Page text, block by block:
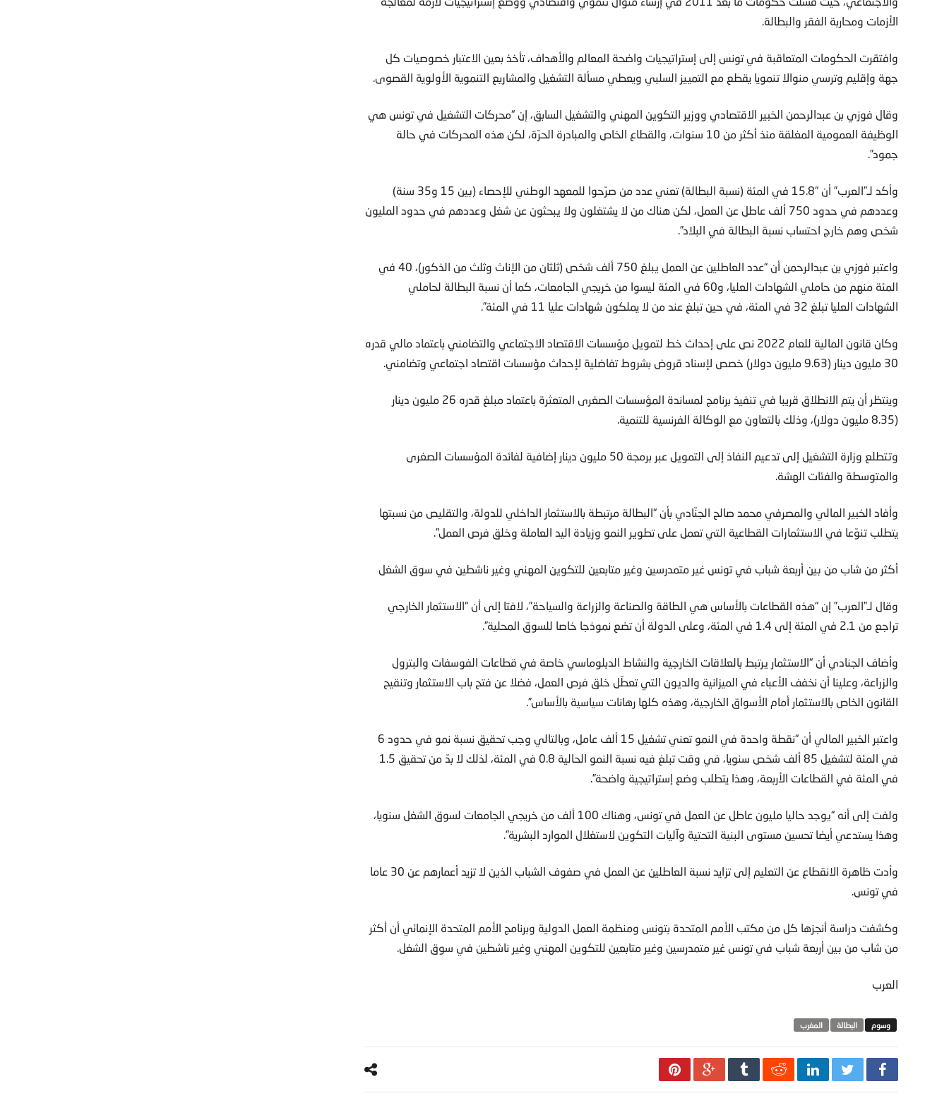
الأزمات ومحاربة الفقر والبطالة.
وافتقرت الحكومات المتعاقبة في تونس إلى إستراتيجيات واضحة المعالم والأهداف، تأخذ بعين الاعتبار خصوصيات كل
جهة وإقليم وترسي منوالا تنمويا يقطع مع التمييز السلبي ويعطي مسألة التشغيل والمشاريع التنموية الأولوية القصوى.
وقال فوزي بن عبدالرحمن الخبير الاقتصادي ووزير التكوين المهني والتشغيل السابق، إن “محركات التشغيل في تونس هي
الوظيفة العمومية المغلقة منذ أكثر من 10 سنوات، والقطاع الخاص والمبادرة الحرّة، لكن هذه المحركات في حالة
جمود”.
وأكد لـ”العرب” أن “15.8 في المئة (نسبة البطالة) تعني عدد من صرّحوا للمعهد الوطني للإحصاء (بين 15 و35 سنة)
وعددهم في حدود 750 ألف عاطل عن العمل، لكن هناك من لا يشتغلون ولا يبحثون عن شغل وعددهم في حدود المليون
شخص وهم خارج احتساب نسبة البطالة في البلاد”.
واعتبر فوزي بن عبدالرحمن أن “عدد العاطلين عن العمل يبلغ 750 ألف شخص (ثلثان من الإناث وثلث من الذكور)، 40 في
المئة منهم من حاملي الشهادات العليا، و60 في المئة ليسوا من خريجي الجامعات، كما أن نسبة البطالة لحاملي
الشهادات العليا تبلغ 32 في المئة، في حين تبلغ عند من لا يملكون شهادات عليا 11 في المئة”.
وكان قانون المالية للعام 2022 نص على إحداث خط لتمويل مؤسسات الاقتصاد الاجتماعي والتضامني باعتماد مالي قدره
30 مليون دينار (9.63 مليون دولار) خصص لإسناد قروض بشروط تفاضلية لإحداث مؤسسات اقتصاد اجتماعي وتضامني.
وينتظر أن يتم الانطلاق قريبا في تنفيذ برنامج لمساندة المؤسسات الصغرى المتعثرة باعتماد مبلغ قدره 26 مليون دينار
(8.35 مليون دولار)، وذلك بالتعاون مع الوكالة الفرنسية للتنمية.
وتتطلع وزارة التشغيل إلى تدعيم النفاذ إلى التمويل عبر برمجة 50 مليون دينار إضافية لفائدة المؤسسات الصغرى
والمتوسطة والفئات الهشة.
وأفاد الخبير المالي والمصرفي محمد صالح الجنّادي بأن “البطالة مرتبطة بالاستثمار الداخلي للدولة، والتقليص من نسبتها
يتطلب تنوّعا في الاستثمارات القطاعية التي تعمل على تطوير النمو وزيادة اليد العاملة وخلق فرص العمل”.
أكثر من شاب من بين أربعة شباب في تونس غير متمدرسين وغير متابعين للتكوين المهني وغير ناشطين في سوق الشغل
وقال لـ”العرب” إن “هذه القطاعات بالأساس هي الطاقة والصناعة والزراعة والسياحة”، لافتا إلى أن “الاستثمار الخارجي
تراجع من 2.1 في المئة إلى 1.4 في المئة، وعلى الدولة أن تضع نموذجا خاصا للسوق المحلية”.
وأضاف الجنادي أن “الاستثمار يرتبط بالعلاقات الخارجية والنشاط الدبلوماسي خاصة في قطاعات الفوسفات والبترول
والزراعة، وعلينا أن نخفف الأعباء في الميزانية والديون التي تعطّل خلق فرص العمل، فضلا عن فتح باب الاستثمار وتنقيح
القانون الخاص بالاستثمار أمام الأسواق الخارجية، وهذه كلها رهانات سياسية بالأساس”.
واعتبر الخبير المالي أن “نقطة واحدة في النمو تعني تشغيل 15 ألف عامل، وبالتالي وجب تحقيق نسبة نمو في حدود 6
في المئة لتشغيل 85 ألف شخص سنويا، في وقت تبلغ فيه نسبة النمو الحالية 0.8 في المئة، لذلك لا بدّ من تحقيق 1.5
في المئة في القطاعات الأربعة، وهذا يتطلب وضع إستراتيجية واضحة”.
ولفت إلى أنه “يوجد حاليا مليون عاطل عن العمل في تونس، وهناك 100 ألف من خريجي الجامعات لسوق الشغل سنويا،
وهذا يستدعي أيضا تحسين مستوى البنية التحتية وآليات التكوين لاستغلال الموارد البشرية”.
وأدت ظاهرة الانقطاع عن التعليم إلى تزايد نسبة العاطلين عن العمل في صفوف الشباب الذين لا تزيد أعمارهم عن 30 عاما
في تونس.
وكشفت دراسة أنجزها كل من مكتب الأمم المتحدة بتونس ومنظمة العمل الدولية وبرنامج الأمم المتحدة الإنمائي أن أكثر
من شاب من بين أربعة شباب في تونس غير متمدرسين وغير متابعين للتكوين المهني وغير ناشطين في سوق الشغل.
العرب
البطالة المغرب